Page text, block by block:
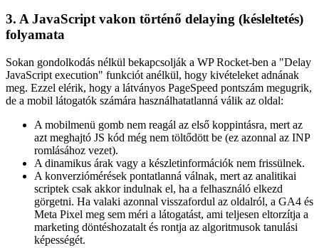
3. A JavaScript vakon történő delaying (késleltetés)
folyamata
Sokan gondolkodás nélkül bekapcsolják a WP Rocket-ben a "Delay
JavaScript execution" funkciót anélkül, hogy kivételeket adnának
meg. Ezzel elérik, hogy a látványos PageSpeed pontszám megugrik,
de a mobil látogatók számára használhatatlanná válik az oldal:
A mobilmenü gomb nem reagál az első koppintásra, mert az
azt meghajtó JS kód még nem töltődött be (ez azonnal az INP
romlásához vezet).
A dinamikus árak vagy a készletinformációk nem frissülnek.
A konverziómérések pontatlanná válnak, mert az analitikai
scriptek csak akkor indulnak el, ha a felhasználó elkezd
görgetni. Ha valaki azonnal visszafordul az oldalról, a GA4 és
Meta Pixel meg sem méri a látogatást, ami teljesen eltorzítja a
marketing döntéshozatalt és rontja az algoritmusok tanulási
képességét.